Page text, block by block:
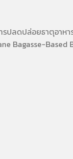
รปลดปล่อยธาตุอาหา
Bagasse-Based